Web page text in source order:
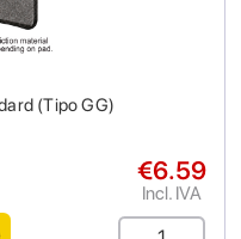
(Tipo GG)
€6.59
Incl. IVA